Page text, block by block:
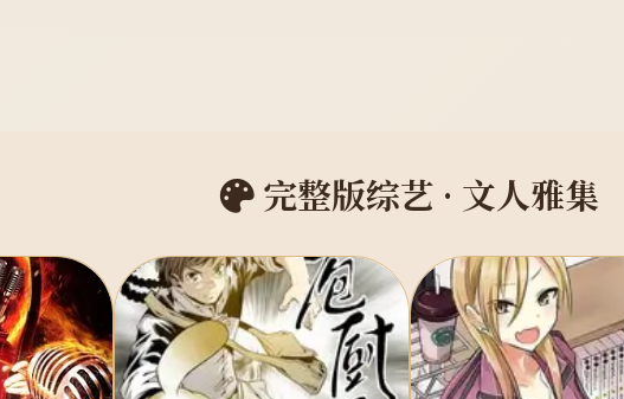
完整版综艺 · 文人雅集